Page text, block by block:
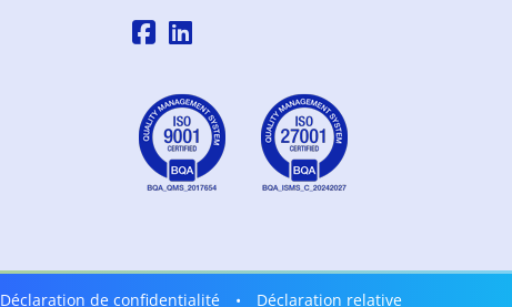
Déclaration de confidentialité • Déclaration relative